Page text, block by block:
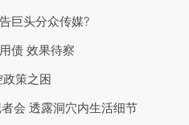
巨头分众传媒?
债 效果待察
策之困
会 透露洞穴内生活细节